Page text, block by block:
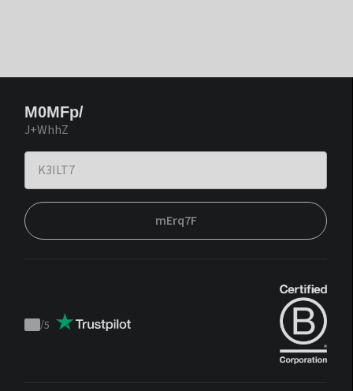
M0MFp/
J+WhhZ
mErq7F
Trustpilot
/5